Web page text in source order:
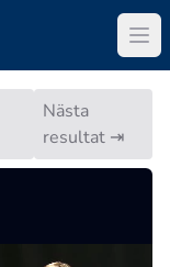
Nästa
resultat ⇥